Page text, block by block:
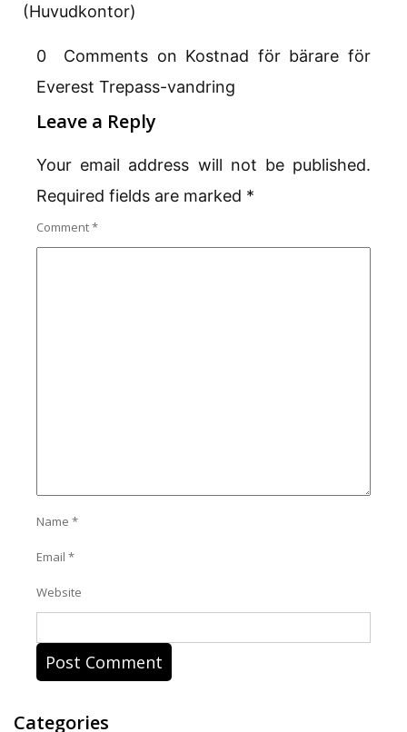
(Huvudkontor)
0 Comments on Kostnad för bärare för
Everest Trepass-vandring
Leave a Reply
Your email address will not be published.
Required fields are marked *
Comment*
Name *
Email *
Website
Categories